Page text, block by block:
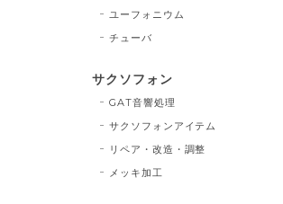
ユーフォニウム
チューバ
サクソフォン
GAT音響処理
サクソフォンアイテム
リペア・改造・調整
メッキ加工